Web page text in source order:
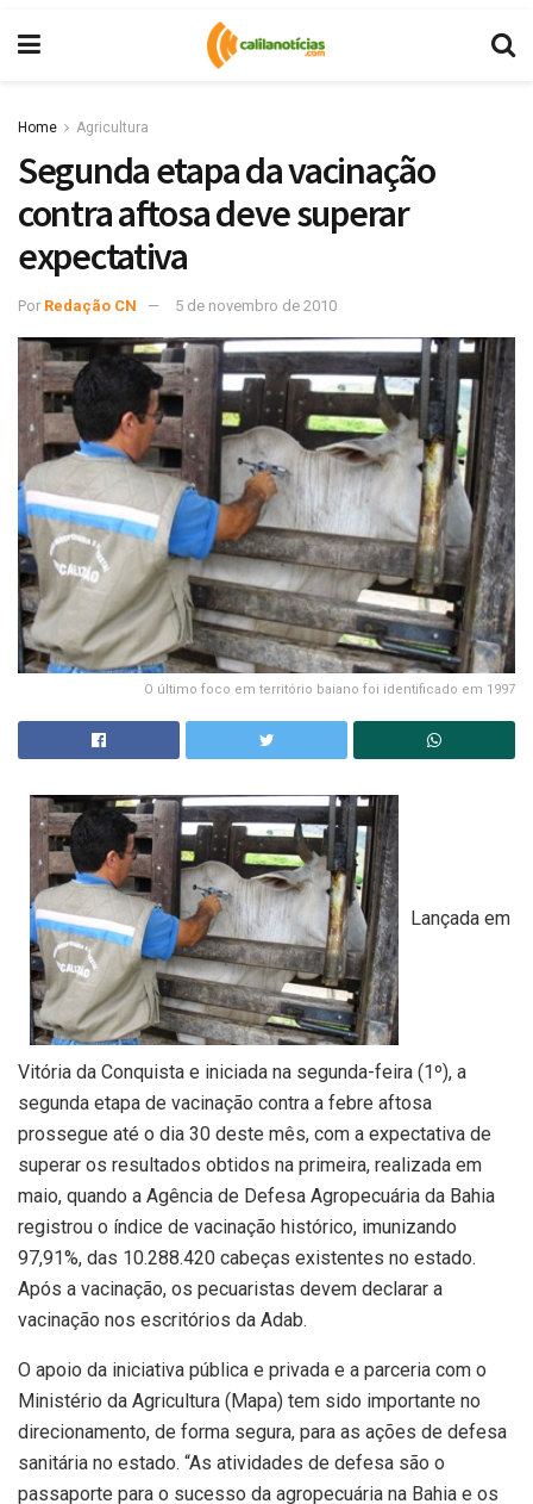
Home Agricultura
Segunda etapa da vacinação
contra aftosa deve superar
expectativa
Por Redação CN 5 de novembro de 2010
O último foco em território baiano foi identificado em 1997
Lançada em
Vitória da Conquista e iniciada na segunda-feira (1º), a
segunda etapa de vacinação contra a febre aftosa
prossegue até o dia 30 deste mês, com a expectativa de
superar os resultados obtidos na primeira, realizada em
maio, quando a Agência de Defesa Agropecuária da Bahia
registrou o índice de vacinação histórico, imunizando
97,91%, das 10.288.420 cabeças existentes no estado.
Após a vacinação, os pecuaristas devem declarar a
vacinação nos escritórios da Adab.
O apoio da iniciativa pública e privada e a parceria com o
Ministério da Agricultura (Mapa) tem sido importante no
direcionamento, de forma segura, para as ações de defesa
sanitária no estado. “As atividades de defesa são o
passaporte para o sucesso da agropecuária na Bahia e os